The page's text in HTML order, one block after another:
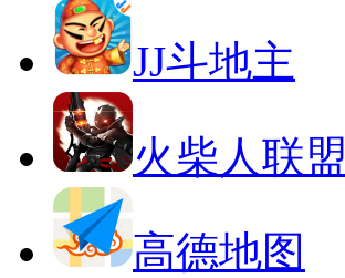
JJ斗地主
火柴人联盟
高德地图